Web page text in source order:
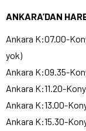
ANKARA’DAN
Ankara K:07.00-
yok)
Ankara K:09.35-
Ankara K:11.20-
Ankara K:13.00-
Ankara K:15.30-